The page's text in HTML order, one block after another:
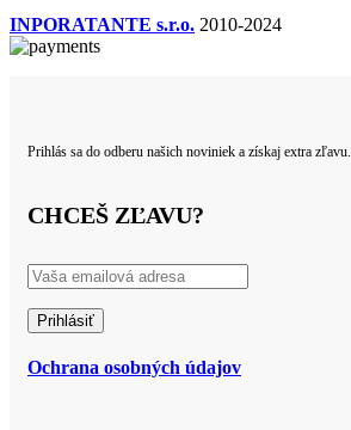
INPORATANTE s.r.o. 2010-2024
Prihlás sa do odberu našich noviniek a získaj extra zľavu.
CHCEŠ ZĽAVU?
Ochrana osobných údajov